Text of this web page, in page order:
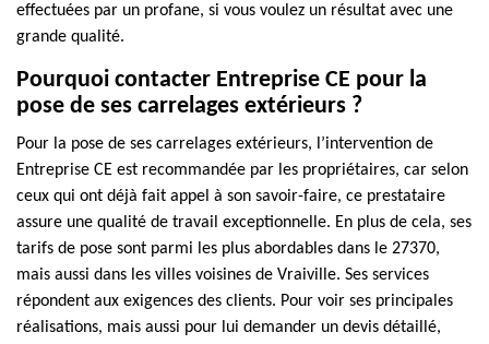
effectuées par un profane, si vous voulez un résultat avec une
grande qualité.
Pourquoi contacter Entreprise CE pour la
pose de ses carrelages extérieurs ?
Pour la pose de ses carrelages extérieurs, l’intervention de
Entreprise CE est recommandée par les propriétaires, car selon
ceux qui ont déjà fait appel à son savoir-faire, ce prestataire
assure une qualité de travail exceptionnelle. En plus de cela, ses
tarifs de pose sont parmi les plus abordables dans le 27370,
mais aussi dans les villes voisines de Vraiville. Ses services
répondent aux exigences des clients. Pour voir ses principales
réalisations, mais aussi pour lui demander un devis détaillé,